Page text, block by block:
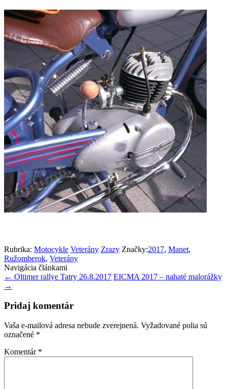
Rubrika: Motocykle Veterány Zrazy Značky:2017, Manet,
Ružomberok, Veterány
Navigácia článkami
← Oltimer rallye Tatry 26.8.2017 EICMA 2017 – nahaté malorážky
→
Pridaj komentár
Vaša e-mailová adresa nebude zverejnená. Vyžadované polia sú
označené *
Komentár *